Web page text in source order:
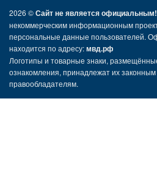
2026 ©Сайт не является официальным!
некоммерческим информационным
персональные данные пользователей.
находится по адресу:мвд.рф
Логотипы и товарные знаки,
ознакомления, принадлежат их
правообладателям.